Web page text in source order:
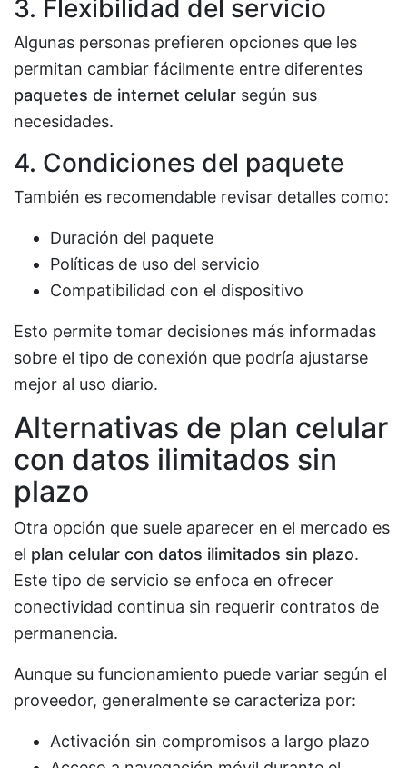
3. Flexibilidad del servicio
Algunas personas prefieren opciones que les
permitan cambiar fácilmente entre diferentes
paquetes de internet celular según sus
necesidades.
4. Condiciones del paquete
También es recomendable revisar detalles como:
Duración del paquete
Políticas de uso del servicio
Compatibilidad con el dispositivo
Esto permite tomar decisiones más informadas
sobre el tipo de conexión que podría ajustarse
mejor al uso diario.
Alternativas de plan celular
con datos ilimitados sin
plazo
Otra opción que suele aparecer en el mercado es
el plan celular con datos ilimitados sin plazo.
Este tipo de servicio se enfoca en ofrecer
conectividad continua sin requerir contratos de
permanencia.
Aunque su funcionamiento puede variar según el
proveedor, generalmente se caracteriza por:
Activación sin compromisos a largo plazo